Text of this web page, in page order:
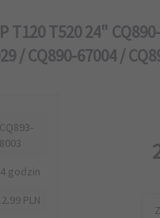
T120 T520 24"
/ CQ890-67004 /
godzin
PLN